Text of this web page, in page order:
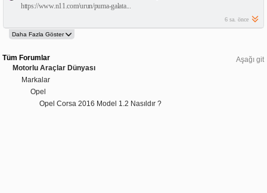
https://www.n11.com/urun/puma-galata...
6 sa. önce
Aşağı git
Tüm Forumlar
Motorlu Araçlar Dünyası
Markalar
Opel
Opel Corsa 2016 Model 1.2 Nasıldır ?